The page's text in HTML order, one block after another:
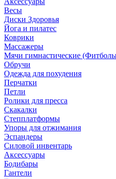
Весы
Диски Здоровья
Йога и пилатес
Коврики
Массажеры
Мячи гимнастические
Обручи
Одежда для похудения
Перчатки
Петли
Ролики для пресса
Скакалки
Степплатформы
Упоры для отжимания
Эспандеры
Силовой инвентарь
Аксессуары
Бодибары
Гантели